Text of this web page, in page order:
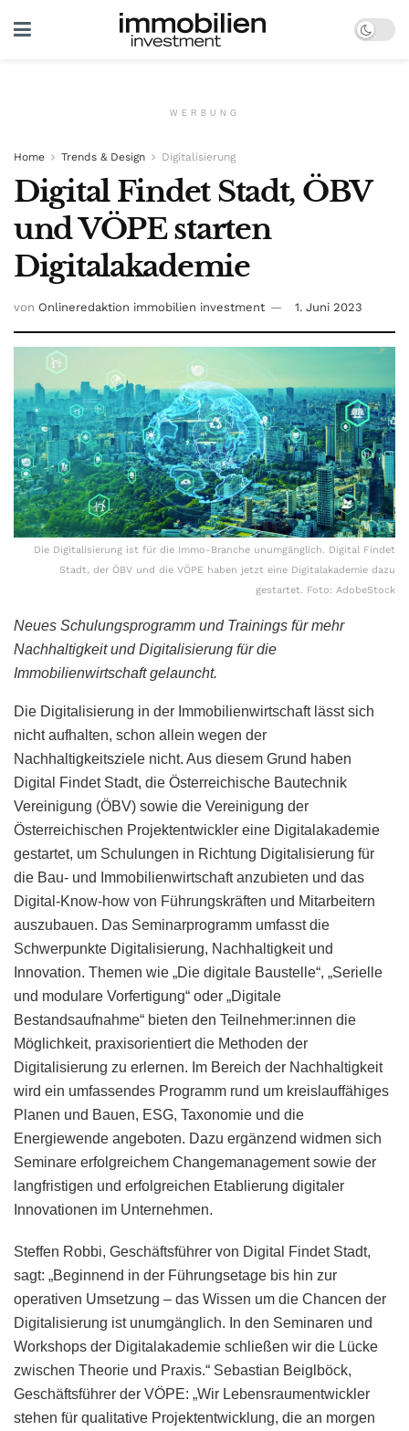
WERBUNG
Home Trends & Design Digitalisierung
Digital Findet Stadt, ÖBV
und VÖPE starten
Digitalakademie
von Onlineredaktion immobilien investment 1. Juni 2023
Die Digitalisierung ist für die Immo-Branche unumgänglich. Digital Findet
Stadt, der ÖBV und die VÖPE haben jetzt eine Digitalakademie dazu
gestartet. Foto: AdobeStock
Neues Schulungsprogramm und Trainings für mehr
Nachhaltigkeit und Digitalisierung für die
Immobilienwirtschaft gelauncht.
Die Digitalisierung in der Immobilienwirtschaft lässt sich
nicht aufhalten, schon allein wegen der
Nachhaltigkeitsziele nicht. Aus diesem Grund haben
Digital Findet Stadt, die Österreichische Bautechnik
Vereinigung (ÖBV) sowie die Vereinigung der
Österreichischen Projektentwickler eine Digitalakademie
gestartet, um Schulungen in Richtung Digitalisierung für
die Bau- und Immobilienwirtschaft anzubieten und das
Digital-Know-how von Führungskräften und Mitarbeitern
auszubauen. Das Seminarprogramm umfasst die
Schwerpunkte Digitalisierung, Nachhaltigkeit und
Innovation. Themen wie „Die digitale Baustelle“, „Serielle
und modulare Vorfertigung“ oder „Digitale
Bestandsaufnahme“ bieten den Teilnehmer:innen die
Möglichkeit, praxisorientiert die Methoden der
Digitalisierung zu erlernen. Im Bereich der Nachhaltigkeit
wird ein umfassendes Programm rund um kreislauffähiges
Planen und Bauen, ESG, Taxonomie und die
Energiewende angeboten. Dazu ergänzend widmen sich
Seminare erfolgreichem Changemanagement sowie der
langfristigen und erfolgreichen Etablierung digitaler
Innovationen im Unternehmen.
Steffen Robbi, Geschäftsführer von Digital Findet Stadt,
sagt: „Beginnend in der Führungsetage bis hin zur
operativen Umsetzung – das Wissen um die Chancen der
Digitalisierung ist unumgänglich. In den Seminaren und
Workshops der Digitalakademie schließen wir die Lücke
zwischen Theorie und Praxis.“ Sebastian Beiglböck,
Geschäftsführer der VÖPE: „Wir Lebensraumentwickler
stehen für qualitative Projektentwicklung, die an morgen